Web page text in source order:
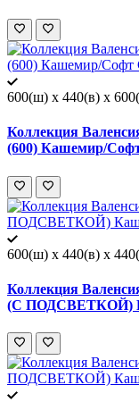
600(ш) x 440(в) x
Коллекция
(600) Кашемир/
600(ш) x 440(в) x
Коллекция
(С ПОДСВЕТКОЙ)